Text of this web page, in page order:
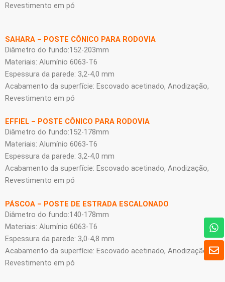
Revestimento em pó
SAHARA – POSTE CÔNICO PARA RODOVIA
Diâmetro do fundo:152-203mm
Materiais: Alumínio 6063-T6
Espessura da parede: 3,2-4,0 mm
Acabamento da superfície: Escovado acetinado, Anodização,
Revestimento em pó
EFFIEL – POSTE CÔNICO PARA RODOVIA
Diâmetro do fundo:152-178mm
Materiais: Alumínio 6063-T6
Espessura da parede: 3,2-4,0 mm
Acabamento da superfície: Escovado acetinado, Anodização,
Revestimento em pó
PÁSCOA – POSTE DE ESTRADA ESCALONADO
Diâmetro do fundo:140-178mm
Materiais: Alumínio 6063-T6
Espessura da parede: 3,0-4,8 mm
Acabamento da superfície: Escovado acetinado, Anodização,
Revestimento em pó
E
n
W
h
a
t
s